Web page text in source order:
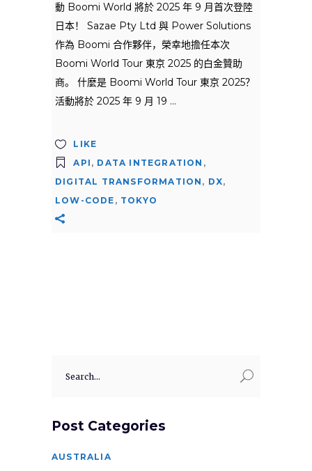
動 Boomi World 將於 2025 年 9 月首次登陸
日本！ Sazae Pty Ltd 與 Power Solutions
作為 Boomi 合作夥伴，榮幸地擔任本次
Boomi World Tour 東京 2025 的白金贊助
商。 什麼是 Boomi World Tour 東京 2025？
活動將於 2025 年 9 月 19
LIKE
API , DATA INTEGRATION ,
DIGITAL TRANSFORMATION , DX,
LOW-CODE , TOKYO
for:
Post Categories
AUSTRALIA